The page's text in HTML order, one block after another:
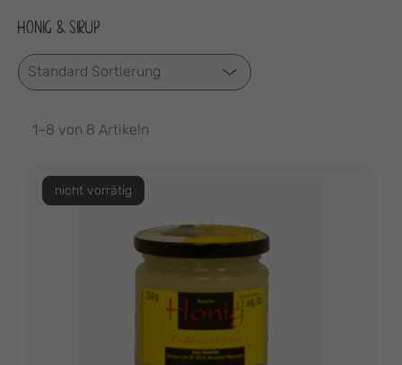
HONIG & SIRUP
1–8 von 8 Artikeln
nicht vorrätig